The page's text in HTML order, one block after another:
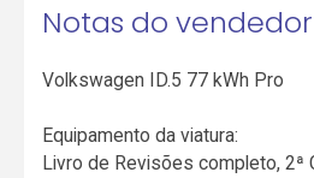
Notas do vendedor
Volkswagen ID.5 77 kWh Pro
Equipamento da viatura:
Livro de Revisões completo, 2ª